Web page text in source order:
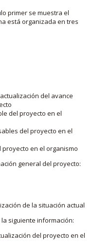
primer se muestra el
está organizada en tres
del avance
del proyecto en el
del proyecto en el
en el organismo
general del proyecto:
de la situación actual
siguiente información:
del proyecto en el